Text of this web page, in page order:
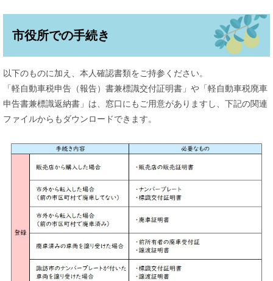
市役所での手続き
以下のものに加え、本人確認書類をご持参ください。
「軽自動車税申告（報告）書兼標識交付証明書」や「軽自動車税廃車
申告書兼標識返納書」は、窓口にもご用意がありますし、下記の関連
ファイルからもダウンロードできます。